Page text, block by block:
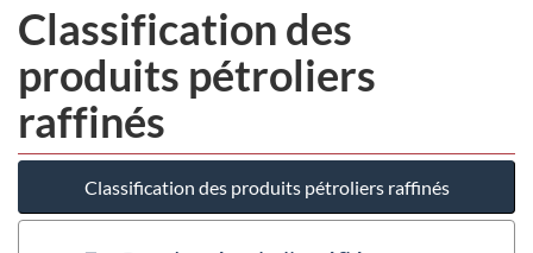
Classification des
produits pétroliers
raffinés
Classification des produits pétroliers raffinés